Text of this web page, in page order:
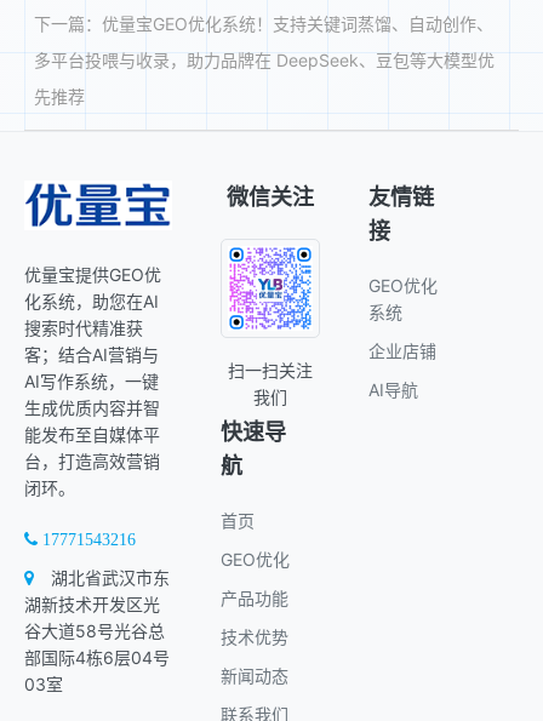
下一篇：优量宝GEO优化系统！支持关键词蒸馏、自动创作、
多平台投喂与收录，助力品牌在 DeepSeek、豆包等大模型优
先推荐
优量宝提供GEO优
化系统，助您在AI
搜索时代精准获
客；结合AI营销与
AI写作系统，一键
生成优质内容并智
能发布至自媒体平
台，打造高效营销
闭环。
17771543216
湖北省武汉市东
湖新技术开发区光
谷大道58号光谷总
部国际4栋6层04号
03室
微信关注
扫一扫关注
我们
友情链
接
GEO优化
系统
企业店铺
AI导航
快速导
航
首页
GEO优化
产品功能
技术优势
新闻动态
联系我们